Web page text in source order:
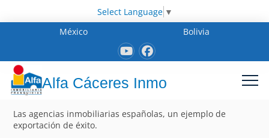
Select Language ▼
México
Bolivia
Alfa Cáceres Inmo
Las agencias inmobiliarias españolas, un ejemplo de
exportación de éxito.